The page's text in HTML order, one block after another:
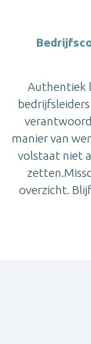
Authentiek
manier van
volstaat niet
overzicht.